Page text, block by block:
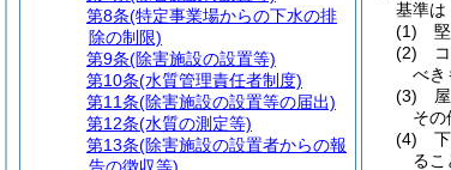
基準は
(1)
(2)
べき
(3)
その
(4)
るこ
第8条(特定事業場からの下水の排
除の制限)
第9条(除害施設の設置等)
第10条(水質管理責任者制度)
第11条(除害施設の設置等の届出)
第12条(水質の測定等)
第13条(除害施設の設置者からの報